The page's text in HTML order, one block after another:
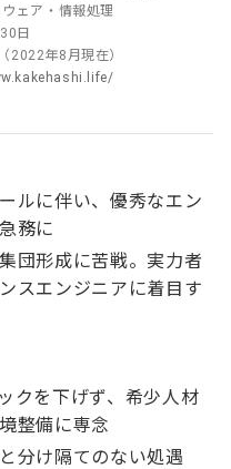
ェア・情報処理
日
2022年8月現在）
ルに伴い、優秀なエン
務に
団形成に苦戦。実力者
スエンジニアに着目す
クを下げず、希少人材
整備に専念
分け隔てのない処遇